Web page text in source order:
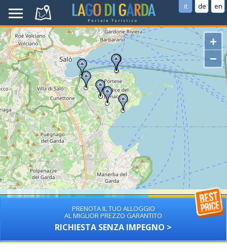
it de en
+
−
PRENOTA IL TUO ALLOGGIO
AL MIGLIOR PREZZO GARANTITO
RICHIESTA SENZA IMPEGNO >